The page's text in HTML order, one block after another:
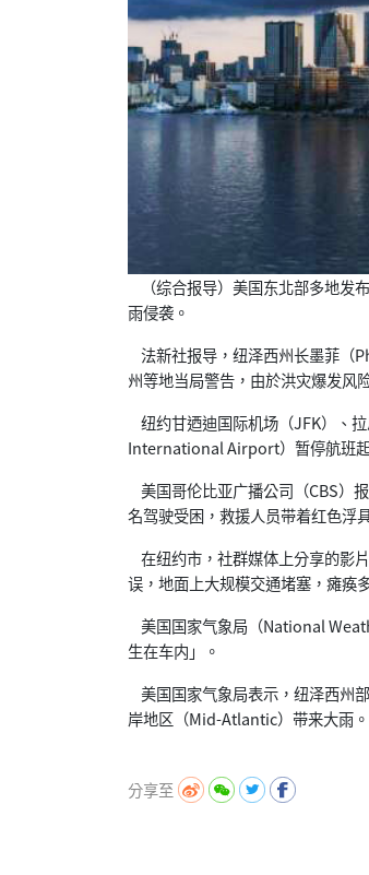
（综合报导）美国东北部多地发
雨侵袭。
法新社报导，纽泽西州长墨菲（
州等地当局警告，由於洪灾爆发风
纽约甘迺迪国际机场（JFK）、
International Airport）暂停航班
美国哥伦比亚广播公司（CBS）
名驾驶受困，救援人员带着红色浮
在纽约市，社群媒体上分享的影
误，地面上大规模交通堵塞，瘫痪
美国国家气象局（National
生在车内」。
美国国家气象局表示，纽泽西州
岸地区（Mid-Atlantic）带来大雨。
分享至